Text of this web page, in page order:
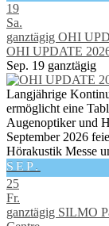
19
Sa.
ganztägig OHI
OHI UPDATE
Sep. 19 ganztägig
Langjährige
ermöglicht eine
Augenoptiker und
September 2026
Hörakustik Messe
SEP.
25
Fr.
ganztägig SILMO